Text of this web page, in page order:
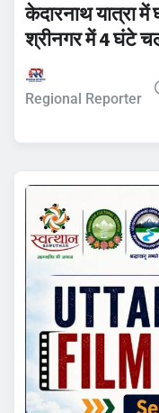
केदारनाथ यात्रा
श्रीनगर में 4 घंटे
Regional Reporter